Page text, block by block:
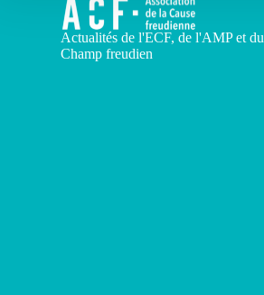
Actualités de l'ECF, de l'AMP et du
Champ freudien